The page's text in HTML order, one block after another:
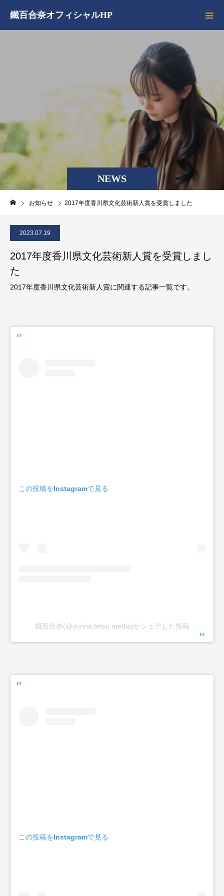
鐵百合奈オフィシャルHP
NEWS
お知らせ 2017年度香川県文化芸術新人賞を受賞しました
2023.07.19
2017年度香川県文化芸術新人賞を受賞しまし
た
2017年度香川県文化芸術新人賞に関連する記事一覧です。
この投稿をInstagramで見る
鐵百合奈(@yurina.tetsu.media)がシェアした投稿
この投稿をInstagramで見る